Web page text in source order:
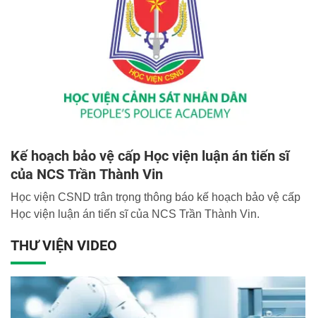
Kế hoạch bảo vệ cấp Học viện luận án tiến sĩ
của NCS Trần Thành Vin
Học viện CSND trân trọng thông báo kế hoạch bảo vệ cấp
Học viện luận án tiến sĩ của NCS Trần Thành Vin.
THƯ VIỆN VIDEO